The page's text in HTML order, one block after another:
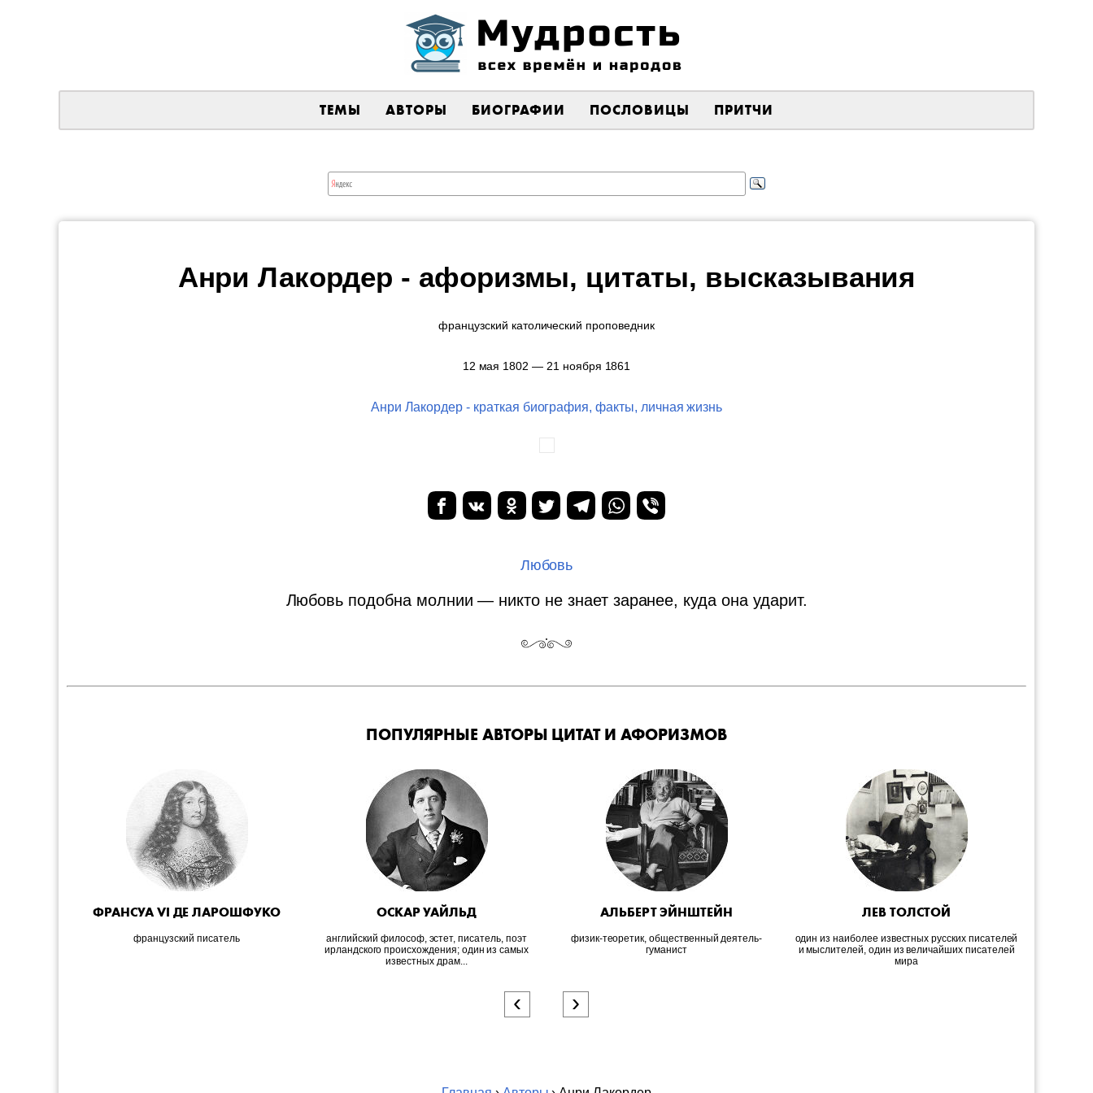
ТЕМЫ АВТОРЫ БИОГРАФИИ ПОСЛОВИЦЫ ПРИТЧИ
Анри Лакордер - афоризмы, цитаты, высказывания
французский католический проповедник
12 мая 1802 — 21 ноября 1861
Анри Лакордер - краткая биография, факты, личная жизнь
Любовь
Любовь подобна молнии — никто не знает заранее, куда она ударит.
ПОПУЛЯРНЫЕ АВТОРЫ ЦИТАТ И АФОРИЗМОВ
ФРАНСУА VI ДЕ ЛАРОШФУКО
французский писатель
ОСКАР УАЙЛЬД
английский философ, эстет, писатель, поэт
ирландского происхождения; один из самых
известных драм...
АЛЬБЕРТ ЭЙНШТЕЙН
физик-теоретик, общественный деятель-
гуманист
ЛЕВ ТОЛСТОЙ
один из наиболее известных русских писателей
и мыслителей, один из величайших писателей
мира
‹ ›